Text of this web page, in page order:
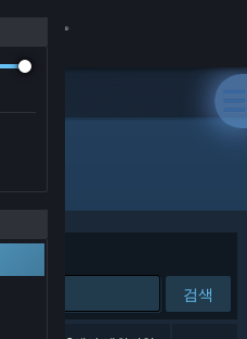
검색